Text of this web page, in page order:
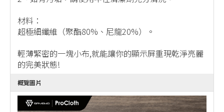
材料：
超極細纖維（聚酯80%、尼龍20%）。
輕薄緊密的一塊小布,就能讓你的顯示屏重現乾淨亮麗
的完美狀態!
概覽圖片